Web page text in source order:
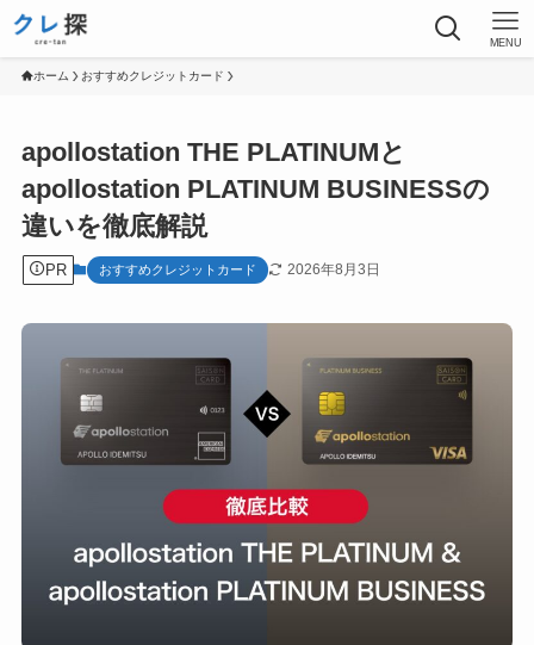
MENU
ホーム おすすめクレジットカード
apollostation THE PLATINUMと
apollostation PLATINUM BUSINESSの
違いを徹底解説
PR おすすめクレジットカード 2026年8月3日